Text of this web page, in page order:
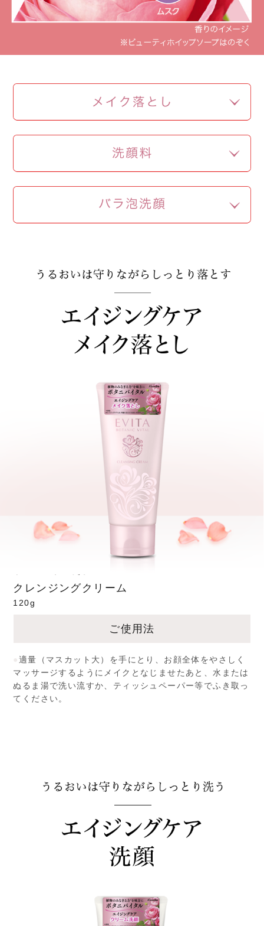
クレンジングクリーム
120g
ご使用法
適量（マスカット大）を手にとり、お顔全体をやさしく
マッサージするようにメイクとなじませたあと、水または
ぬるま湯で洗い流すか、ティッシュペーパー等でふき取っ
てください。